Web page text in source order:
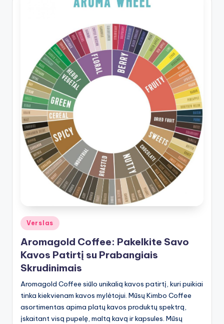
Posted
in
Verslas
Aromagold Coffee: Pakelkite Savo
Kavos Patirtį su Prabangiais
Skrudinimais
Aromagold Coffee siūlo unikalią kavos patirtį, kuri puikiai
tinka kiekvienam kavos mylėtojui. Mūsų Kimbo Coffee
asortimentas apima platų kavos produktų spektrą,
įskaitant visą pupelę, maltą kavą ir kapsules. Mūsų